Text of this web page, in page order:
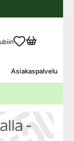
Asiakaspalvelu